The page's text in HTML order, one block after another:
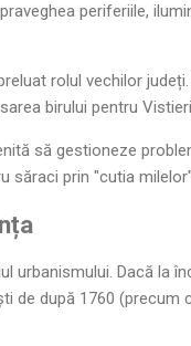
periferiile,
rolul vechilor
birului pentru
să gestioneze
săraci prin "cutia
urbanismului. Dacă la
de după 1760 (precum